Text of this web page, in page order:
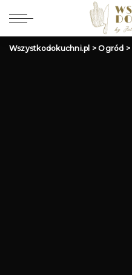
Wszystkodokuchni.pl >Ogród >